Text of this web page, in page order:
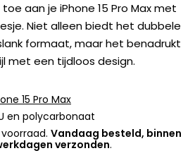
aan je iPhone 15 Pro Max met
Niet alleen biedt het dubbele
formaat, maar het benadrukt
met een tijdloos design.
15 Pro Max
en polycarbonaat
Vandaag besteld, binnen
verzonden.